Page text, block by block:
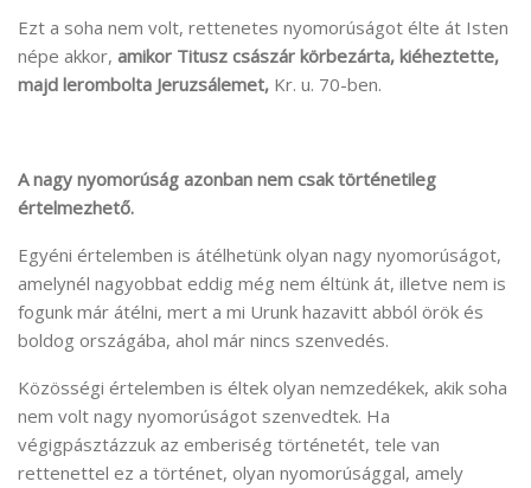
Ezt a soha nem volt, rettenetes nyomorúságot élte át Isten
népe akkor, amikor Titusz császár körbezárta, kiéheztette,
majd lerombolta Jeruzsálemet, Kr. u. 70-ben.
A nagy nyomorúság azonban nem csak történetileg
értelmezhető.
Egyéni értelemben is átélhetünk olyan nagy nyomorúságot,
amelynél nagyobbat eddig még nem éltünk át, illetve nem is
fogunk már átélni, mert a mi Urunk hazavitt abból örök és
boldog országába, ahol már nincs szenvedés.
Közösségi értelemben is éltek olyan nemzedékek, akik soha
nem volt nagy nyomorúságot szenvedtek. Ha
végigpásztázzuk az emberiség történetét, tele van
rettenettel ez a történet, olyan nyomorúsággal, amely